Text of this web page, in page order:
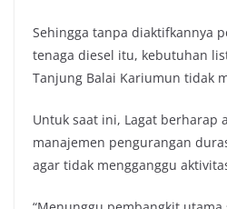
Sehingga tanpa diaktifkannya
tenaga diesel itu, kebutuhan
Tanjung Balai Kariumun tidak
Untuk saat ini, Lagat berharap
manajemen pengurangan
agar tidak mengganggu